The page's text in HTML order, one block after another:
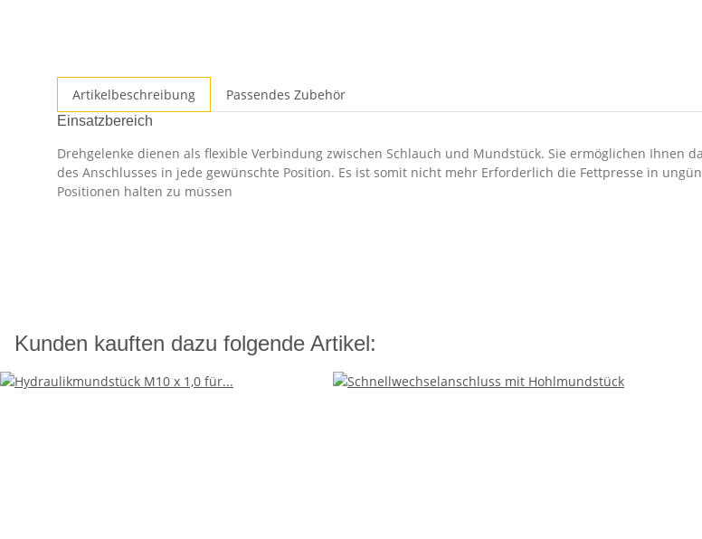
Artikelbeschreibung Passendes Zubehör
Einsatzbereich
Drehgelenke dienen als flexible Verbindung zwischen Schlauch und Mundstück. Sie ermöglichen Ihnen
des Anschlusses in jede gewünschte Position. Es ist somit nicht mehr Erforderlich die Fettpresse in
Positionen halten zu müssen
Kunden kauften dazu folgende Artikel: